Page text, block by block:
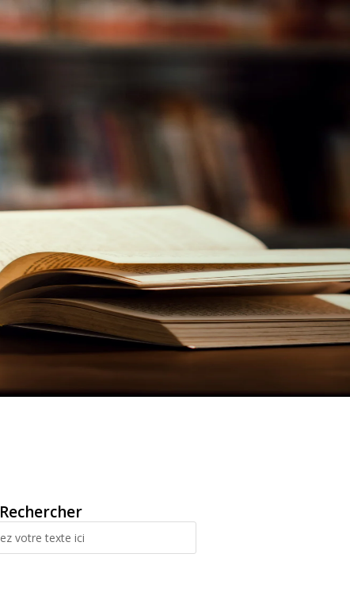
Rechercher